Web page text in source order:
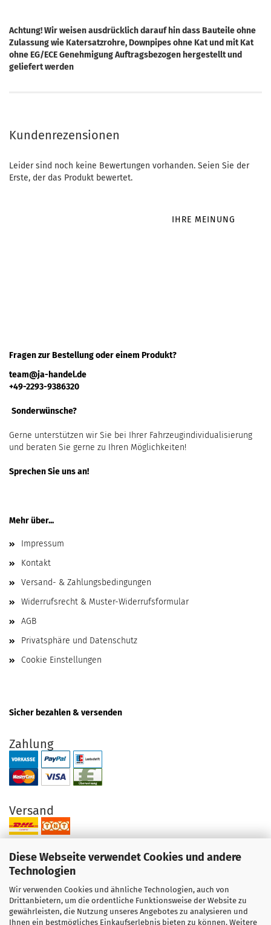
Diese Webseite verwendet Cookies und andere
Technologien
Wir verwenden Cookies und ähnliche Technologien, auch von
Drittanbietern, um die ordentliche Funktionsweise der Website zu
gewährleisten, die Nutzung unseres Angebotes zu analysieren und
Ihnen ein bestmögliches Einkaufserlebnis bieten zu können. Weitere
Achtung! Wir weisen ausdrücklich darauf hin dass Bauteile ohne
Zulassung wie Katersatzrohre, Downpipes ohne Kat und mit Kat
ohne EG/ECE Genehmigung Auftragsbezogen hergestellt und
geliefert werden
Kundenrezensionen
Leider sind noch keine Bewertungen vorhanden. Seien Sie der
Erste, der das Produkt bewertet.
IHRE MEINUNG
Fragen zur Bestellung oder einem Produkt?
team@ja-handel.de
+49-2293-9386320
Sonderwünsche?
Gerne unterstützen wir Sie bei Ihrer Fahrzeugindividualisierung
und beraten Sie gerne zu Ihren Möglichkeiten!
Sprechen Sie uns an!
Mehr über...
Impressum
Kontakt
Versand- & Zahlungsbedingungen
Widerrufsrecht & Muster-Widerrufsformular
AGB
Privatsphäre und Datenschutz
Cookie Einstellungen
Sicher bezahlen & versenden
Zahlung
Versand
Ihre Vorteile bei uns
Original Produkte direkt vom Hersteller